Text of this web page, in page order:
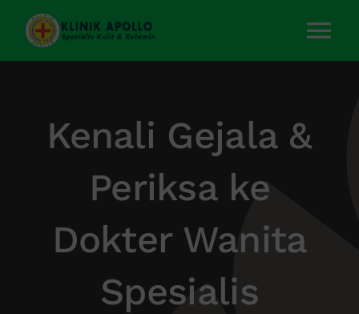
Skip
content
Layanan Kami
Tentang Kami
Kenali Gejala &
Periksa ke
Dokter Wanita
Spesialis